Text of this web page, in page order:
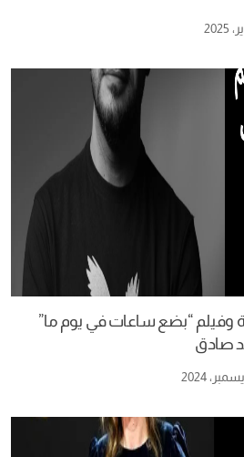
8 عن رواية وفيلم “بضع ساعات في يوم ما”
صادق